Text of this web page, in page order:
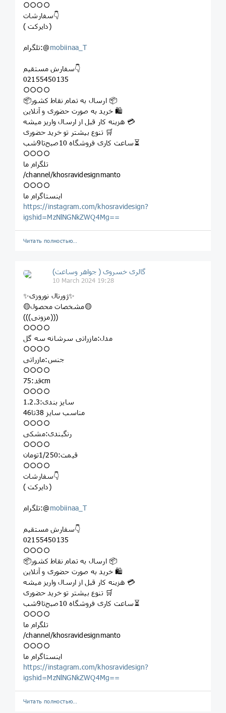
○○○○
سفارشات👇
( دایرکت)
تلگرام:@mobiinaa_T
سفارش مستقیم👇
02155450135
○○○○
📦ارسال به تمام نقاط کشور 📦
خرید به صورت حضوری و آنلاین 🛍
هزینه کار قبل از ارسال واریز میشه 💳
تنوع بیشتر تو خرید حضوری 🛒
ساعت کاری فروشگاه 10صبح‌تا9شب⏳
○○○○
تلگرام ما
/channel/khosravidesignmanto
○○○○
اینستاگرام ما
https://instagram.com/khosravidesign?
igshid=MzNlNGNkZWQ4Mg==
Читать полностью…
گالری خسروی ( جواهر وساعت)
10 March 2024 19:28
✨ژورنال نوروزی✨
🟡مشخصات محصول🟡
(((مزونی)))
○○○○
مدل:مازراتی سرشانه سه گل
○○○○
جنس:مازراتی
○○○○
قد:75cm
○○○○
سایز بندی:1.2.3
مناسب سایز 38تا46
○○○○
رنگبندی:مشکی
○○○○
قیمت:1/250تومان
○○○○
سفارشات👇
( دایرکت)
تلگرام:@mobiinaa_T
سفارش مستقیم👇
02155450135
○○○○
📦ارسال به تمام نقاط کشور 📦
خرید به صورت حضوری و آنلاین 🛍
هزینه کار قبل از ارسال واریز میشه 💳
تنوع بیشتر تو خرید حضوری 🛒
ساعت کاری فروشگاه 10صبح‌تا9شب⏳
○○○○
تلگرام ما
/channel/khosravidesignmanto
○○○○
اینستاگرام ما
https://instagram.com/khosravidesign?
igshid=MzNlNGNkZWQ4Mg==
Читать полностью…